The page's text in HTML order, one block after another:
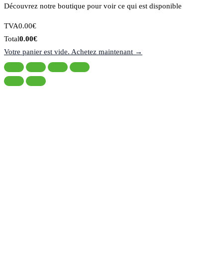
Découvrez notre boutique pour voir ce qui est disponible
Montant
de
la
taxe:
TVA0.00€
Total
du
panier:
Total0.00€
Votre panier est vide. Achetez maintenant →